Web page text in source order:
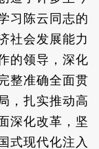
习陈云同志的
社会发展能力
的领导，深化
整准确全面贯
，扎实推动高
深化改革，坚
式现代化注入